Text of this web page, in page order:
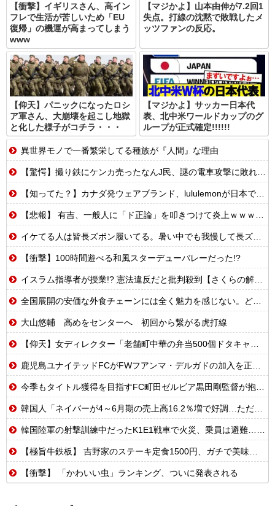
【衝撃】イギリスさん、高イン
フレで生活が苦しいため「EU
復帰」の機運が高まってしまう
www
【マジかよ】山本由伸が7.2回1
失点。打線の沈黙で敗戦したメ
ッツファンの反応。
【仰天】パニックになったロシ
ア軍さん、大崩壊を起こし地獄
と化した様子がコチラ・・・
【マジかよ】サッカー日本代
表、北中米ワールドカップのグ
ループが正式確定!!!!!!
異世界モノで一番繁栄してる種族が『人間』な理由
【驚愕】撮り鉄にケンカ売ったなんJ民、謎の電車攻撃に敗れてしまうwww
【知ってた？】カナダ発ウェアブランド、lululemonが日本でオープン→店名は日本差別からできた？
【悲報】 有吉、一般人に「ド正論」を叩きつけて炎上ｗｗｗｗｗｗｗｗ
イケてる人は皆長ズボン履いてる。暑い中でも我慢して長ズボン履いてる。半ズボンはモテ無い。厳しいって
【衝撃】100時間遊べる和風スターデューバレーだった!?
イスラム指導者が授業!? 憲法違反だと批判殺到【さくらの解説】
全国展開の安価な外食チェーンには全く魅力を感じない。どこにでもあるような店選ぶ人の気持ちがわからない
大山悠輔 高めをセンターへ 初回から繋がる虎打線
【仰天】女ディレクター「老舗町中華の弁当500個ドタキャンw賠償ルールないから無罪でーすw」→常連の俺が電話一本で「全員招集」した結果、店前に高級車の列がw
鹿児島ユナイテッドFCがFWフアンマ・デルガドの加入を正式発表 「皆さんに最高の喜びを届けられるよう頑張ります！」
今季もタイトル獲得を目指すFC町田ゼルビア黒田剛監督が抱負を語る
韓国人「ネイバーが4～6月期の売上高16.2％増で好調…ただし営業利益はわずかに減。AI投資が経営を圧迫」
韓国陸軍の射撃訓練中だったK1E1戦車で火災、乗員は避難…エンジンルーム付近から出火！
【極旨牛鉄板】 吉野家のステーキ定食1500円、ガチで美味そうｗｗｗ
【衝撃】 「かわいい虫」ランキング、ついに発表される